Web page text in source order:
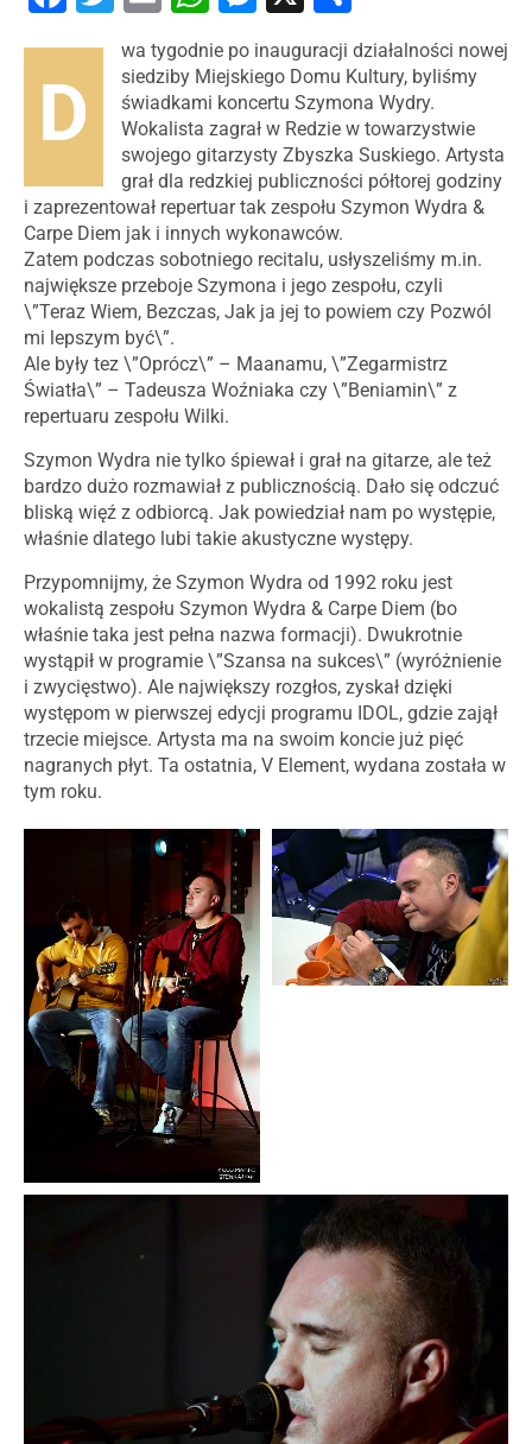
D
wa tygodnie po inauguracji działalności nowej
siedziby Miejskiego Domu Kultury, byliśmy
świadkami koncertu Szymona Wydry.
Wokalista zagrał w Redzie w towarzystwie
swojego gitarzysty Zbyszka Suskiego. Artysta
grał dla redzkiej publiczności półtorej godziny
i zaprezentował repertuar tak zespołu Szymon Wydra &
Carpe Diem jak i innych wykonawców.
Zatem podczas sobotniego recitalu, usłyszeliśmy m.in.
największe przeboje Szymona i jego zespołu, czyli
\”Teraz Wiem, Bezczas, Jak ja jej to powiem czy Pozwól
mi lepszym być\”.
Ale były tez \”Oprócz\” – Maanamu, \”Zegarmistrz
Światła\” – Tadeusza Woźniaka czy \”Beniamin\” z
repertuaru zespołu Wilki.
Szymon Wydra nie tylko śpiewał i grał na gitarze, ale też
bardzo dużo rozmawiał z publicznością. Dało się odczuć
bliską więź z odbiorcą. Jak powiedział nam po występie,
właśnie dlatego lubi takie akustyczne występy.
Przypomnijmy, że Szymon Wydra od 1992 roku jest
wokalistą zespołu Szymon Wydra & Carpe Diem (bo
właśnie taka jest pełna nazwa formacji). Dwukrotnie
wystąpił w programie \”Szansa na sukces\” (wyróżnienie
i zwycięstwo). Ale największy rozgłos, zyskał dzięki
występom w pierwszej edycji programu IDOL, gdzie zajął
trzecie miejsce. Artysta ma na swoim koncie już pięć
nagranych płyt. Ta ostatnia, V Element, wydana została w
tym roku.